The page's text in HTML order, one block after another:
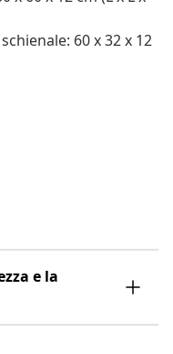
60 x 32 x 12
e la